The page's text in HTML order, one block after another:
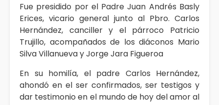
Fue presidido por el Padre Juan Andrés Basly
Erices, vicario general junto al Pbro. Carlos
Hernández, canciller y el párroco Patricio
Trujillo, acompañados de los diáconos Mario
Silva Villanueva y Jorge Jara Figueroa
En su homilía, el padre Carlos Hernández,
ahondó en el ser confirmados, ser testigos y
dar testimonio en el mundo de hoy del amor al